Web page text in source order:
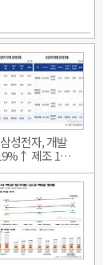
삼성전자, 개발
제조 1…